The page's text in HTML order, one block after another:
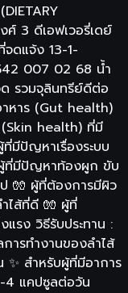
ศ์ 3 ดีเอฟเวอรี่เดย์
ดแจ้ง 13-1-
007 02 68 น้ำ
รวมจุลินทรีย์ดีต่อ
หาร (Gut health)
health) ที่มี
มีปัญหาเรื่องระบบ
ผู้ที่มีปัญหาท้องผูก ขับ
ป 🧤 ผู้ที่ต้องการมีผิว
ไส้ที่ดี 🧤 ผู้ที่
แรง วิธีรับประทาน :
ารทำงานของลำไส้
สำหรับผู้ที่มีอาการ
4 แคปซูลต่อวัน